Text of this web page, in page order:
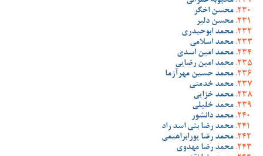
محسن اخگر
محسن دلیر
محمد ابوحیدری
محمد اسلامی
محمد امین اسدی
محمد امین رضایی
محمد حسین مهرآزما
محمد خدمتی
محمد خزایی
محمد خلیلی
محمد دانشور
محمد رضا بنی اسد راد
محمد رضا پورابراهیمی
محمد رضا مهدوی